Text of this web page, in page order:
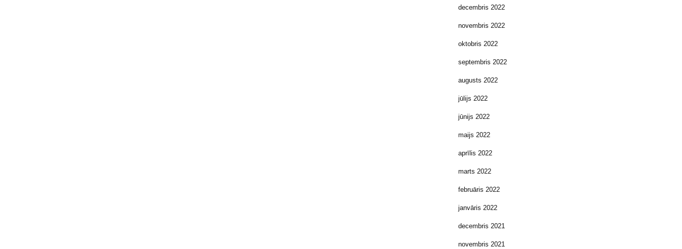
decembris 2022
novembris 2022
oktobris 2022
septembris 2022
augusts 2022
jūlijs 2022
jūnijs 2022
maijs 2022
aprīlis 2022
marts 2022
februāris 2022
janvāris 2022
decembris 2021
novembris 2021